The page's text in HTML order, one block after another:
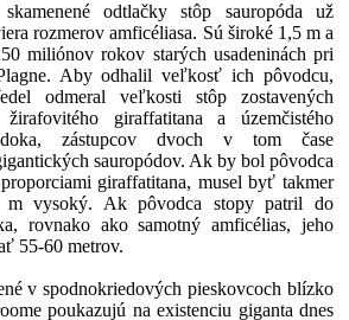
odtlačky stôp sauropóda už
rozmerov amficéliasa. Sú široké 1,5 m a
miliónov rokov starých usadeninách pri
Aby odhalil veľkosť ich pôvodcu,
odmeral veľkosti stôp zostavených
giraffatitana a územčistého
zástupcov dvoch v tom čase
sauropódov. Ak by bol pôvodca
giraffatitana, musel byť takmer
vysoký. Ak pôvodca stopy patril do
rovnako ako samotný amficélias, jeho
55-60 metrov.
v spodnokriedových pieskovcoch blízko
poukazujú na existenciu giganta dnes